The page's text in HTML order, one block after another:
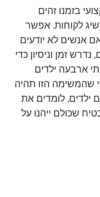
בזמנו זהים
לקוחות. אפשר
אנשים לא יודעים
זמן וניסיון כדי
ארבעה ילדים
שהמשימה הזו תהיה
ילדים, לומדים את
שכולם ייהנו על